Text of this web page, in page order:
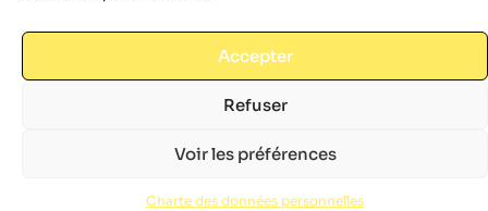
Accepter
Refuser
Voir les préférences
Charte des données personnelles